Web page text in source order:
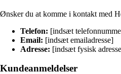
Ønsker du at komme i kontakt med
Telefon: [indsæt
Email: [indsæt emailadresse]
Adresse: [indsæt fysisk
Kundeanmeldelser